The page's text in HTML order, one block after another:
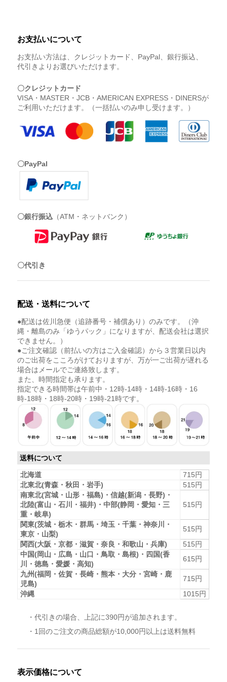
お支払いについて
お支払い方法は、クレジットカード、PayPal、銀行振込、
代引きよりお選びいただけます。
〇クレジットカード
VISA・MASTER・JCB・AMERICAN EXPRESS・DINERSが
ご利用いただけます。（一括払いのみ申し受けます。）
〇PayPal
〇銀行振込 （ATM・ネットバンク）
〇代引き
配送・送料について
●配送は佐川急便（追跡番号・補償あり）のみです。（沖
縄・離島のみ「ゆうパック」になりますが、配送会社は選択
できません。）
●ご注文確認（前払いの方はご入金確認）から３営業日以内
のご出荷をこころがけておりますが、万が一ご出荷が遅れる
場合はメールでご連絡致します。
また、時間指定も承ります。
指定できる時間帯は午前中・12時-14時・14時-16時・16
時-18時・18時-20時・19時-21時です。
送料について
北海道
715円
北東北(青森・秋田・岩手)
515円
南東北(宮城・山形・福島)・信越(新潟・長野)・
北陸(富山・石川・福井)・中部(静岡・愛知・三
重・岐阜)
515円
関東(茨城・栃木・群馬・埼玉・千葉・神奈川・
東京・山梨)
515円
関西(大阪・京都・滋賀・奈良・和歌山・兵庫)
515円
中国(岡山・広島・山口・鳥取・島根)・四国(香
川・徳島・愛媛・高知)
615円
九州(福岡・佐賀・長崎・熊本・大分・宮崎・鹿
児島)
715円
沖縄
1015円
・代引きの場合、上記に390円が追加されます。
・1回のご注文の商品総額が10,000円以上は送料無料
表示価格について